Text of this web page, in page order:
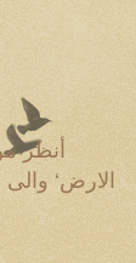
أنظر
الارض‘